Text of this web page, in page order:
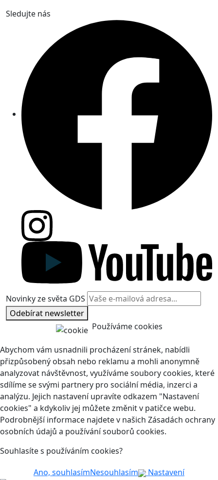
Sledujte nás
Novinky ze světa GDS
Odebírat newsletter
Používáme cookies
Abychom vám usnadnili procházení stránek, nabídli
přizpůsobený obsah nebo reklamu a mohli anonymně
analyzovat návštěvnost, využíváme soubory cookies, které
sdílíme se svými partnery pro sociální média, inzerci a
analýzu. Jejich nastavení upravíte odkazem "Nastavení
cookies" a kdykoliv jej můžete změnit v patičce webu.
Podrobnější informace najdete v našich Zásadách ochrany
osobních údajů a používání souborů cookies.
Souhlasíte s používáním cookies?
Ano, souhlasímNesouhlasím Nastavení